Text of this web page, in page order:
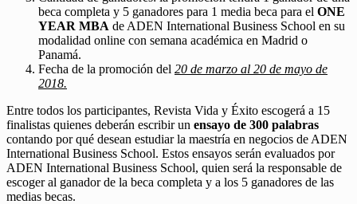
beca completa y 5 ganadores para 1 media beca para el ONE
YEAR MBA de ADEN International Business School en su
modalidad online con semana académica en Madrid o
Panamá.
Fecha de la promoción del 20 de marzo al 20 de mayo de
2018.
Entre todos los participantes, Revista Vida y Éxito escogerá a 15
finalistas quienes deberán escribir un ensayo de 300 palabras
contando por qué desean estudiar la maestría en negocios de ADEN
International Business School. Estos ensayos serán evaluados por
ADEN International Business School, quien será la responsable de
escoger al ganador de la beca completa y a los 5 ganadores de las
medias becas.